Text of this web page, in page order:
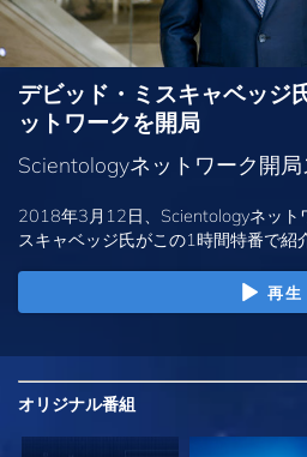
デビッド・ミスキャベッジ
ットワークを開局
Scientologyネットワーク開
2018年3月12日、Scientologyネット
スキャベッジ氏がこの1時間特番で紹
再生
オリジナル番組